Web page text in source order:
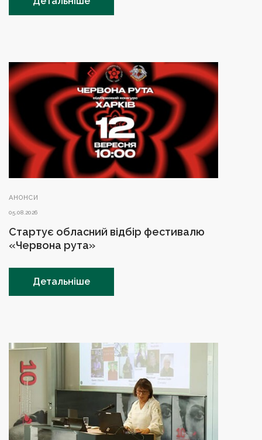
АНОНСИ
05.08.2026
Стартує обласний відбір фестивалю
«Червона рута»
Детальніше